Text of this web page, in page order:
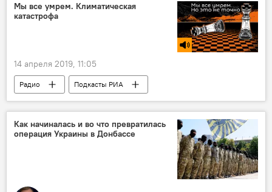
Мы все умрем. Климатическая
катастрофа
14 апреля 2019, 11:05
Радио Подкасты РИА
Как начиналась и во что превратилась
операция Украины в Донбассе